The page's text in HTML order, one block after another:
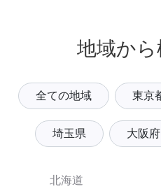
地域から
全ての地域 東京
埼玉県 大阪府
北海道